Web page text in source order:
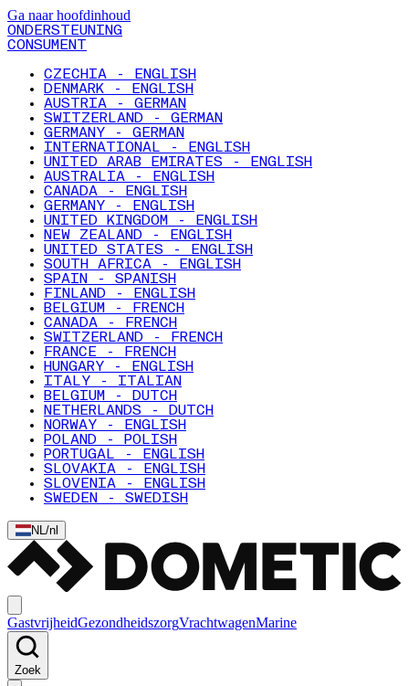
Ga naar hoofdinhoud
ONDERSTEUNING
CONSUMENT
CZECHIA - ENGLISH
DENMARK - ENGLISH
AUSTRIA - GERMAN
SWITZERLAND - GERMAN
GERMANY - GERMAN
INTERNATIONAL - ENGLISH
UNITED ARAB EMIRATES - ENGLISH
AUSTRALIA - ENGLISH
CANADA - ENGLISH
GERMANY - ENGLISH
UNITED KINGDOM - ENGLISH
NEW ZEALAND - ENGLISH
UNITED STATES - ENGLISH
SOUTH AFRICA - ENGLISH
SPAIN - SPANISH
FINLAND - ENGLISH
BELGIUM - FRENCH
CANADA - FRENCH
SWITZERLAND - FRENCH
FRANCE - FRENCH
HUNGARY - ENGLISH
ITALY - ITALIAN
BELGIUM - DUTCH
NETHERLANDS - DUTCH
NORWAY - ENGLISH
POLAND - POLISH
PORTUGAL - ENGLISH
SLOVAKIA - ENGLISH
SLOVENIA - ENGLISH
SWEDEN - SWEDISH
NL/nl
GastvrijheidGezondheidszorgVrachtwagenMarine
Zoek